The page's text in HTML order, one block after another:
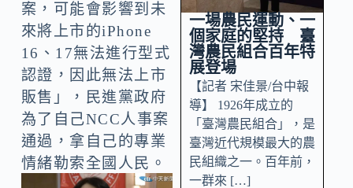
案，可能會影響到未
來將上市的iPhone
16、17無法進行型式
認證，因此無法上市
販售」，民進黨政府
為了自己NCC人事案
通過，拿自己的專業
情緒勒索全國人民。
一場農民運動、一
個家庭的堅持 臺
灣農民組合百年特
展登場
【記者 宋佳景/台中報
導】 1926年成立的
「臺灣農民組合」，是
臺灣近代規模最大的農
民組織之一。百年前，
一群來 […]